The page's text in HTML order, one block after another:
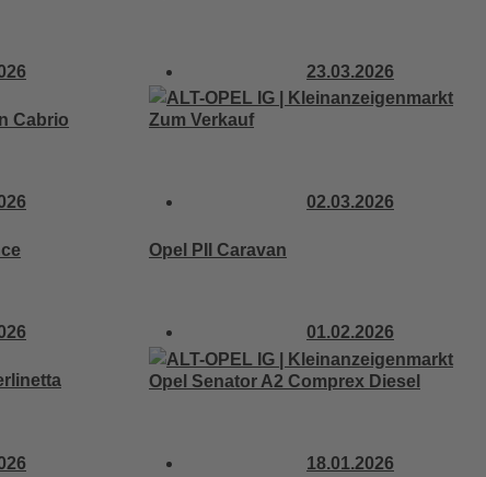
Cabrio
23.03.2026
Zum Verkauf
02.03.2026
Opel PII Caravan
01.02.2026
Opel Senator A2 Comprex Diesel
18.01.2026